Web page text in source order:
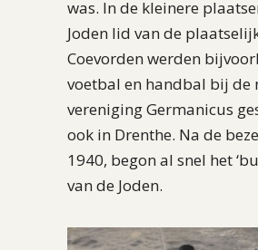
was. In de kleinere
Joden lid van de
Coevorden werden
voetbal en handbal bij de
vereniging Germanicus
ook in Drenthe. Na de
1940, begon al snel het
van de Joden.